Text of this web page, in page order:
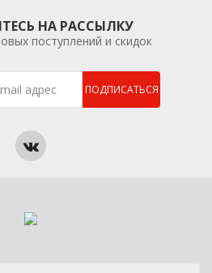
НА РАССЫЛКУ
поступлений и скидок
ПОДПИСАТЬСЯ